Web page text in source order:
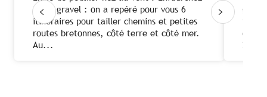
votre gravel : on a repéré pour vous 6
itinéraires pour tailler chemins et petites
routes bretonnes, côté terre et côté mer.
Au...
tous
2700